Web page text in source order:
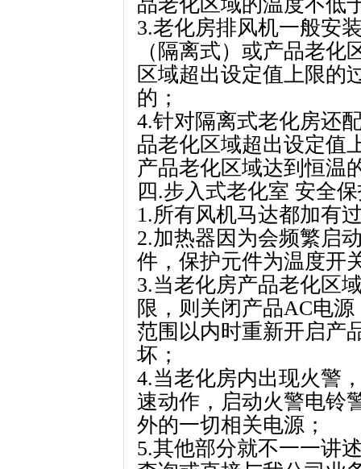
3.老化房排风机一般安
（隔离式）或产品老
区域超出设定值上限的
的；
4.针对隔离式老化房还
品老化区域超出设定值
产品老化区域达到恒温
四.步入式老化室 安全
1.所有风机马达都加有
2.加热器因为会频繁启
件，保护元件为温度开
3.当老化房产品老化区
限，则关闭产品AC电
范围以内时重新开启产
坏；
4.当老化房内出现火警
速动作，启动火警电铃
外的一切相关电源；
5.其他部分就不一一讲